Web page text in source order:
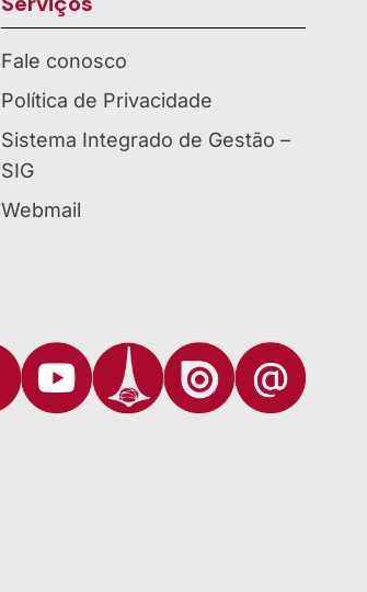
Fale conosco
Política de Privacidade
Sistema Integrado de Gestão –
SIG
Webmail